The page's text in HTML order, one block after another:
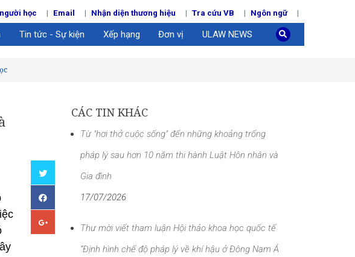
học Email Nhận diện thương hiệu Tra cứu VB Ngôn ngữ
Tin tức - Sự kiện Xếp hạng Đơn vị ULAW NEWS
CÁC TIN KHÁC
Từ "hơi thở cuộc sống" đến những khoảng trống
pháp lý sau hơn 10 năm thi hành Luật Hôn nhân và
Gia đình
17/07/2026
Thư mời viết tham luận Hội thảo khoa học quốc tế
“Định hình chế độ pháp lý về khí hậu ở Đông Nam Á